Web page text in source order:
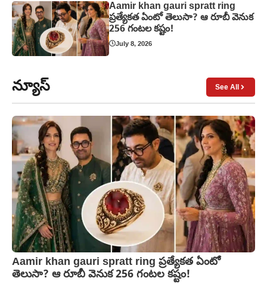
Aamir khan gauri spratt ring
ప్రత్యేకత ఏంటో తెలుసా? ఆ రూబీ వెనుక
256 గంటల కష్టం!
July 8, 2026
న్యూస్ See All
Aamir khan gauri spratt ring ప్రత్యేకత ఏంటో
తెలుసా? ఆ రూబీ వెనుక 256 గంటల కష్టం!